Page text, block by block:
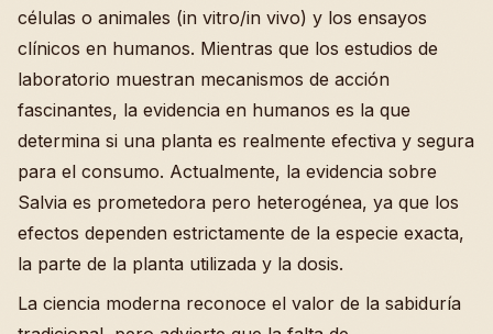
células o animales (in vitro/in vivo) y los ensayos
clínicos en humanos. Mientras que los estudios de
laboratorio muestran mecanismos de acción
fascinantes, la evidencia en humanos es la que
determina si una planta es realmente efectiva y segura
para el consumo. Actualmente, la evidencia sobre
Salvia es prometedora pero heterogénea, ya que los
efectos dependen estrictamente de la especie exacta,
la parte de la planta utilizada y la dosis.
La ciencia moderna reconoce el valor de la sabiduría